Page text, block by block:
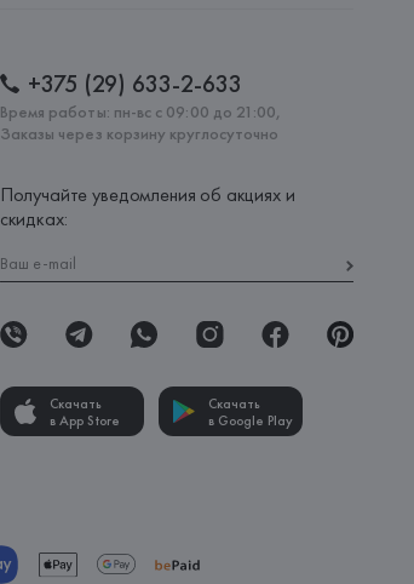
+375 (29) 633-2-633
Время работы: пн-вс с 09:00 до 21:00,
Заказы через корзину круглосуточно
Получайте уведомления об акциях и
скидках:
Скачать
в App Store
Скачать
в Google Play